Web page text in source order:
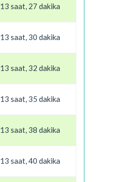
13 saat, 27 dakika
13 saat, 30 dakika
13 saat, 32 dakika
13 saat, 35 dakika
13 saat, 38 dakika
13 saat, 40 dakika